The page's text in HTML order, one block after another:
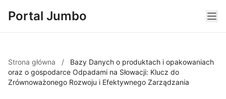
Portal Jumbo
Strona główna /
Bazy Danych o produktach i opakowaniach
oraz o gospodarce Odpadami na Słowacji: Klucz do
Zrównoważonego Rozwoju i Efektywnego Zarządzania